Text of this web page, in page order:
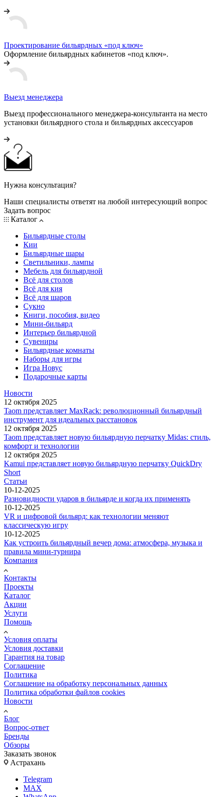
Проектирование бильярдных «под ключ»
Оформление бильярдных кабинетов «под ключ».
Выезд менеджера
Выезд профессионального менеджера-консультанта на место
установки бильярдного стола и бильярдных аксессуаров
Нужна консультация?
Наши специалисты ответят на любой интересующий вопрос
Задать вопрос
Каталог
Бильярдные столы
Кии
Бильярдные шары
Светильники, лампы
Мебель для бильярдной
Всё для столов
Всё для кия
Всё для шаров
Сукно
Книги, пособия, видео
Мини-бильярд
Интерьер бильярдной
Сувениры
Бильярдные комнаты
Наборы для игры
Игра Новус
Подарочные карты
Новости
12 октября 2025
Taom представляет MaxRack: революционный бильярдный
инструмент для идеальных расстановок
12 октября 2025
Taom представляет новую бильярдную перчатку Midas: стиль,
комфорт и технологии
12 октября 2025
Kamui представляет новую бильярдную перчатку QuickDry
Short
Статьи
10-12-2025
Разновидности ударов в бильярде и когда их применять
10-12-2025
VR и цифровой бильярд: как технологии меняют
классическую игру
10-12-2025
Как устроить бильярдный вечер дома: атмосфера, музыка и
правила мини-турнира
Компания
Контакты
Проекты
Каталог
Акции
Услуги
Помощь
Условия оплаты
Условия доставки
Гарантия на товар
Соглашение
Политика
Соглашение на обработку персональных данных
Политика обработки файлов cookies
Новости
Блог
Вопрос-ответ
Бренды
Обзоры
Заказать звонок
Астрахань
Telegram
MAX